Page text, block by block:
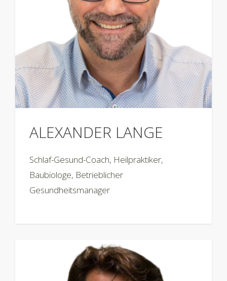
ALEXANDER LANGE
Schlaf-Gesund-Coach, Heilpraktiker,
Baubiologe, Betrieblicher
Gesundheitsmanager